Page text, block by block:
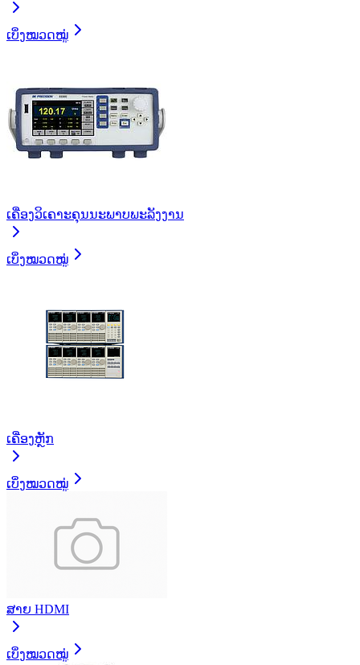
ເບິ່ງໝວດໝູ່
ເຄື່ອງວິເຄາະຄຸນນະພາບພະລັງງານ
ເບິ່ງໝວດໝູ່
ເຄື່ອງຫຼັກ
ເບິ່ງໝວດໝູ່
ສາຍ HDMI
ເບິ່ງໝວດໝູ່